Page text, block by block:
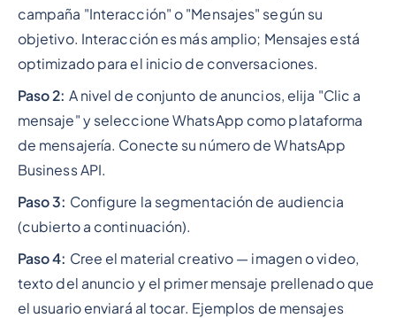
campaña "Interacción" o "Mensajes" según su
objetivo. Interacción es más amplio; Mensajes está
optimizado para el inicio de conversaciones.
Paso 2: A nivel de conjunto de anuncios, elija "Clic a
mensaje" y seleccione WhatsApp como plataforma
de mensajería. Conecte su número de WhatsApp
Business API.
Paso 3: Configure la segmentación de audiencia
(cubierto a continuación).
Paso 4: Cree el material creativo — imagen o video,
texto del anuncio y el primer mensaje prellenado que
el usuario enviará al tocar. Ejemplos de mensajes